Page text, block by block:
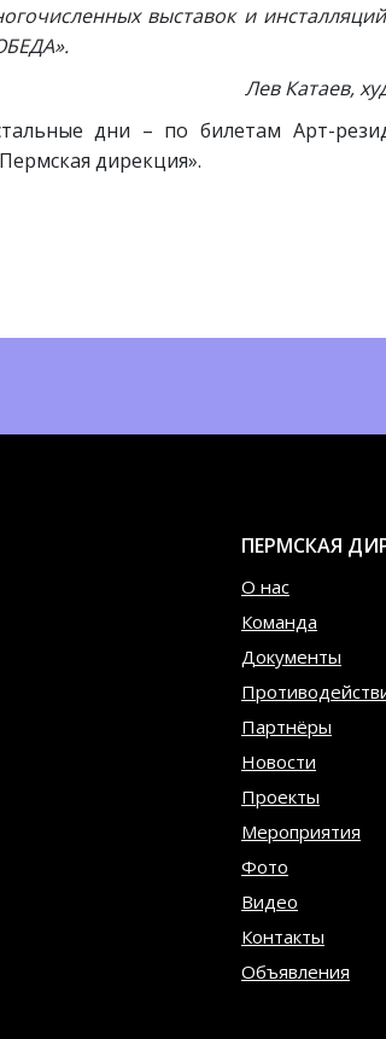
выставок и
Лев Катаев,
дни – по билетам Арт-
дирекция».
ПЕРМСКАЯ
О нас
Команда
Документы
Партнёры
Новости
Проекты
Мероприятия
Фото
Видео
Контакты
Объявления